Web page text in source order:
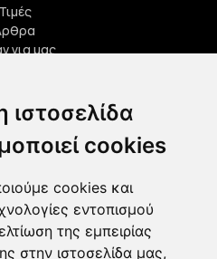
ιστοσελίδα
cookies
cookies και
εντοπισμού
της εμπειρίας
στην ιστοσελίδα μας,
Τιμές
για μας
Ερωτήσεις